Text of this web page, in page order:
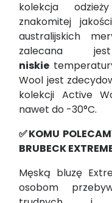
kolekcja
znakomitej
australijskich
zalecana
niskie
Wool jest
kolekcji Active
nawet do -30°C.
✅KOMU
BRUBECK
Męską bluzę
osobom